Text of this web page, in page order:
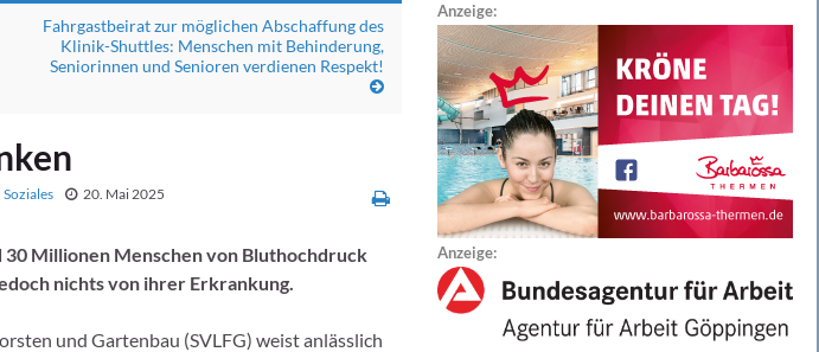
Fahrgastbeirat zur möglichen Abschaffung des
Klinik-Shuttles: Menschen mit Behinderung,
Seniorinnen und Senioren verdienen Respekt!
Soziales 20. Mai 2025
Millionen Menschen von Bluthochdruck
nichts von ihrer Erkrankung.
und Gartenbau (SVLFG) weist anlässlich
Anzeige:
Anzeige: